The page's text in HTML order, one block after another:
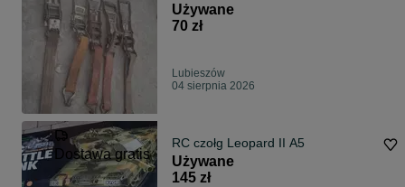
Używane
70 zł
Lubieszów
04 sierpnia 2026
Dostawa gratis
RC czołg Leopard II A5
Używane
145 zł